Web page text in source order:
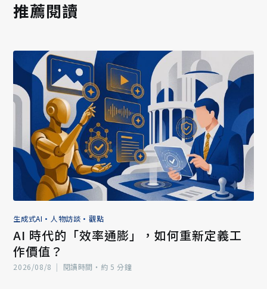
推薦閱讀
生成式AI • 人物訪談 •觀點
AI 時代的「效率通膨」，如何重新定義工
作價值？
2026/08/8 | 閱讀時間‧約 5 分鐘